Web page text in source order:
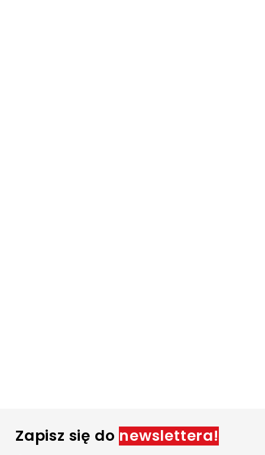
Zapisz się do newslettera!